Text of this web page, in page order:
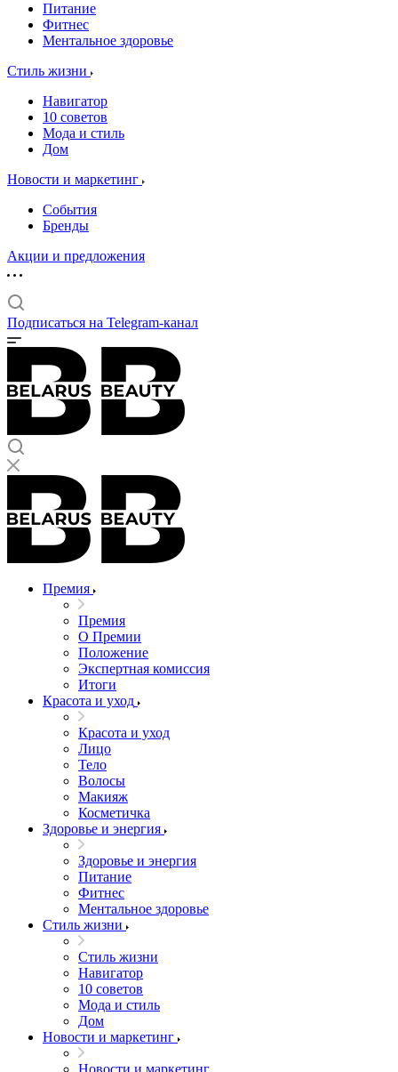
Питание
Фитнес
Ментальное здоровье
Стиль жизни
Навигатор
10 советов
Мода и стиль
Дом
Новости и маркетинг
События
Бренды
Акции и предложения
Подписаться на Telegram-канал
Премия
Премия
О Премии
Положение
Экспертная комиссия
Итоги
Красота и уход
Красота и уход
Лицо
Тело
Волосы
Макияж
Косметичка
Здоровье и энергия
Здоровье и энергия
Питание
Фитнес
Ментальное здоровье
Стиль жизни
Стиль жизни
Навигатор
10 советов
Мода и стиль
Дом
Новости и маркетинг
Новости и маркетинг